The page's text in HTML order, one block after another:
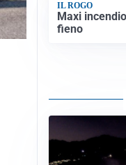
IL ROGO
Maxi
fieno